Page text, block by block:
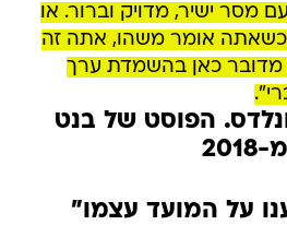
מסר ישיר, מדויק וברור. או
כשאתה אומר משהו, אתה זה
מדובר כאן בהשמדת ערך
הפוסט של בנט
מ-2018
על המועד עצמו"